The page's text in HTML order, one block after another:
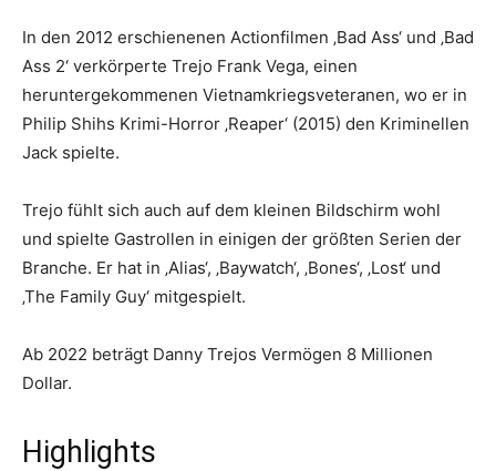
In den 2012 erschienenen Actionfilmen ‚Bad Ass‘ und ‚Bad
Ass 2‘ verkörperte Trejo Frank Vega, einen
heruntergekommenen Vietnamkriegsveteranen, wo er in
Philip Shihs Krimi-Horror ‚Reaper‘ (2015) den Kriminellen
Jack spielte.
Trejo fühlt sich auch auf dem kleinen Bildschirm wohl
und spielte Gastrollen in einigen der größten Serien der
Branche. Er hat in ‚Alias‘, ‚Baywatch‘, ‚Bones‘, ‚Lost‘ und
‚The Family Guy‘ mitgespielt.
Ab 2022 beträgt Danny Trejos Vermögen 8 Millionen
Dollar.
Highlights